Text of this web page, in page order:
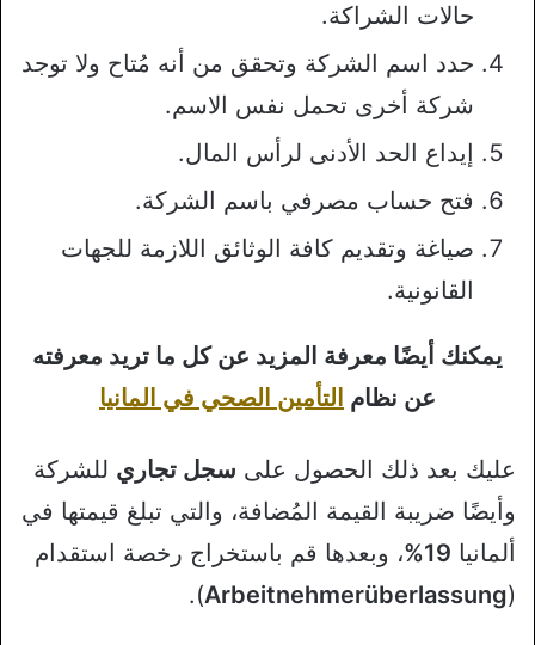
حالات الشراكة.
حدد اسم الشركة وتحقق من أنه مُتاح ولا توجد
شركة أخرى تحمل نفس الاسم.
إيداع الحد الأدنى لرأس المال.
فتح حساب مصرفي باسم الشركة.
صياغة وتقديم كافة الوثائق اللازمة للجهات
القانونية.
يمكنك أيضًا معرفة المزيد عن كل ما تريد معرفته
عن نظام التأمين الصحي في المانيا
عليك بعد ذلك الحصول على سجل تجاري للشركة
وأيضًا ضريبة القيمة المُضافة، والتي تبلغ قيمتها في
ألمانيا 19%
، وبعدها قم باستخراج رخصة استقدام
(
Arbeitnehmerüberlassung
).